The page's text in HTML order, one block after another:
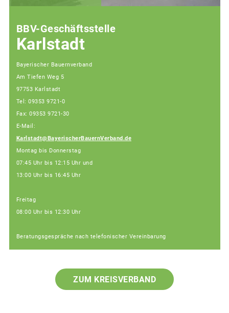
BBV-Geschäftsstelle
Karlstadt
Bayerischer Bauernverband
Am Tiefen Weg 5
97753 Karlstadt
Tel: 09353 9721-0
Fax: 09353 9721-30
E-Mail:
Karlstadt@BayerischerBauernVerband.de
Montag bis Donnerstag
07:45 Uhr bis 12:15 Uhr und
13:00 Uhr bis 16:45 Uhr
Freitag
08:00 Uhr bis 12:30 Uhr
Beratungsgespräche nach telefonischer Vereinbarung
ZUM KREISVERBAND